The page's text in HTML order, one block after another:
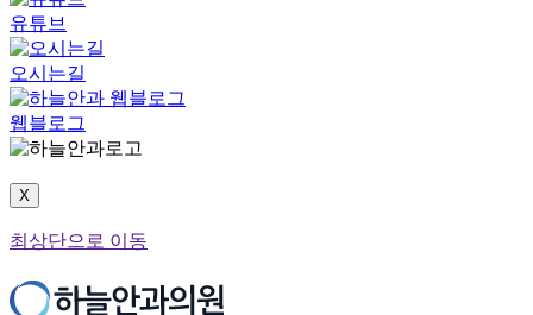
유튜브
오시는길
웹블로그
X
최상단으로 이동